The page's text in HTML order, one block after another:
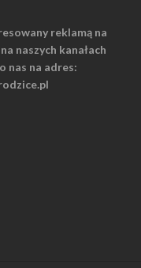
reklamą na
naszych kanałach
nas na adres: